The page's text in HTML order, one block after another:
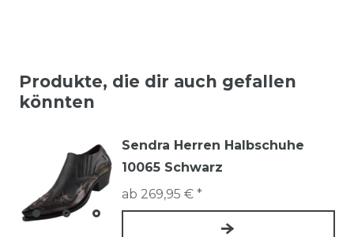
Produkte, die dir auch gefallen
könnten
Sendra Herren Halbschuhe
10065 Schwarz
ab 269,95 € *